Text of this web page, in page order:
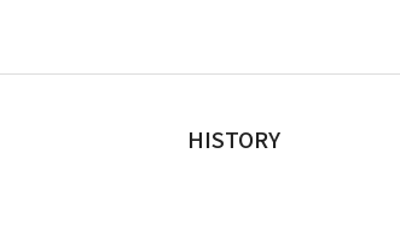
HISTORY